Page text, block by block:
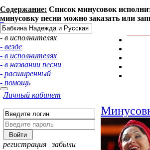
Содержание: Список минусовок
минусовку песни можно заказать или
- в исполнителях
- везде
- в исполнителях
- в названии песни
- расширенный
- помощь
Личный кабинет
регистрация ¦ забыли